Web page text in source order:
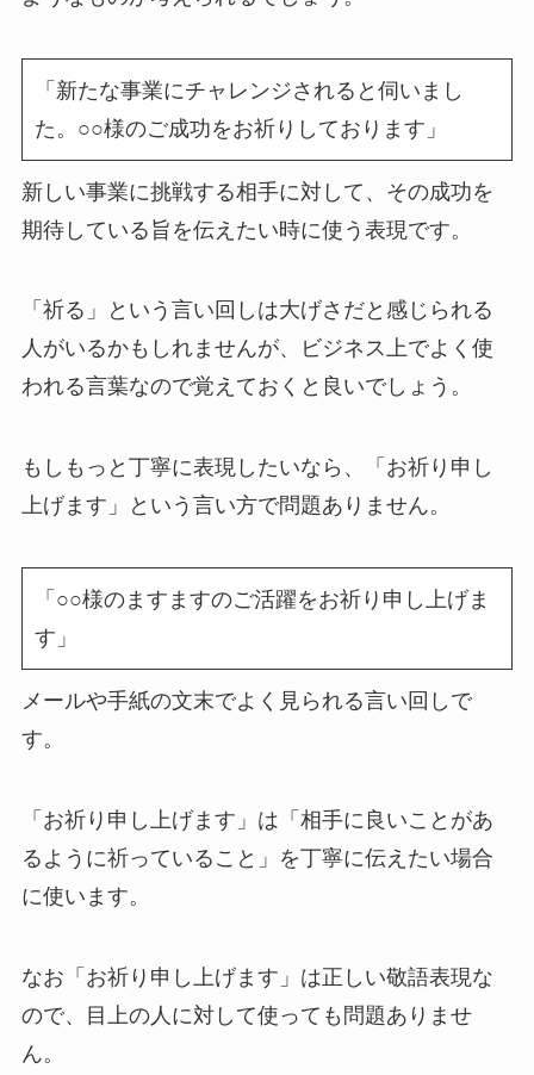
「新たな事業にチャレンジされると伺いまし
た。○○様のご成功をお祈りしております」
新しい事業に挑戦する相手に対して、その成功を
期待している旨を伝えたい時に使う表現です。
「祈る」という言い回しは大げさだと感じられる
人がいるかもしれませんが、ビジネス上でよく使
われる言葉なので覚えておくと良いでしょう。
もしもっと丁寧に表現したいなら、「お祈り申し
上げます」という言い方で問題ありません。
「○○様のますますのご活躍をお祈り申し上げま
す」
メールや手紙の文末でよく見られる言い回しで
す。
「お祈り申し上げます」は「相手に良いことがあ
るように祈っていること」を丁寧に伝えたい場合
に使います。
なお「お祈り申し上げます」は正しい敬語表現な
ので、目上の人に対して使っても問題ありませ
ん。